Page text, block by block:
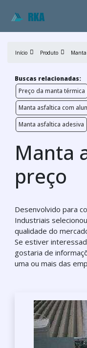
Início Produto
Buscas relacionadas:
Preço da manta térmica
Manta asfaltica com
Manta asfaltica adesiva
Manta
preço
Desenvolvido para
Industriais
qualidade do
Se estiver
gostaria de
uma ou mais das